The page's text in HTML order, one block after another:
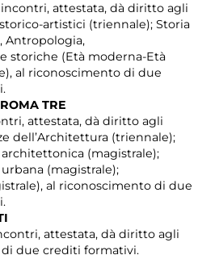
attestata, dà diritto agli
artistici (triennale); Storia
Antropologia,
storiche (Età moderna-Età
al riconoscimento di due
TRE
attestata, dà diritto agli
dell’Architettura (triennale);
(magistrale);
(magistrale);
al riconoscimento di due
attestata, dà diritto agli
due crediti formativi.